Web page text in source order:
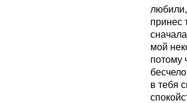
принес
мой
потому
в тебя